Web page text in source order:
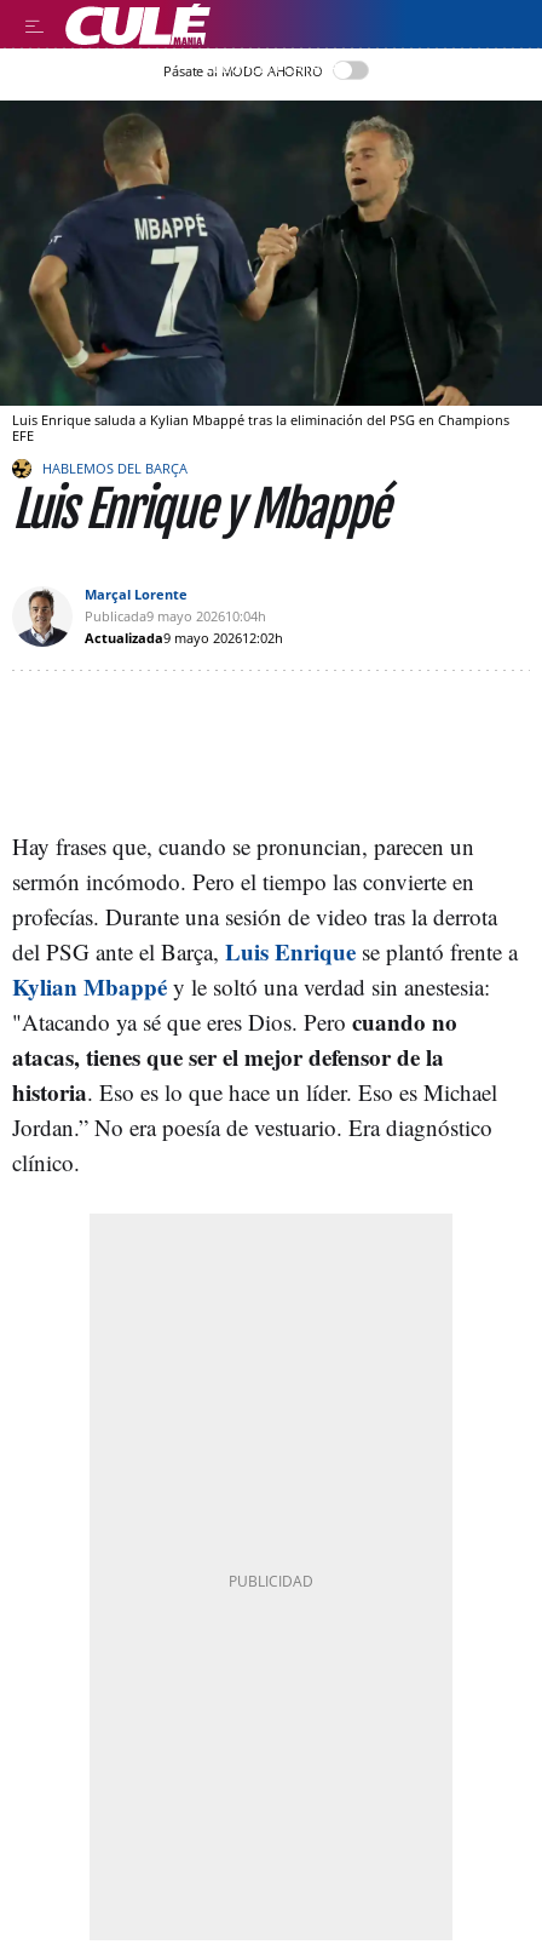
LLEGIR EN CATALÀ
Pásate al MODO AHORRO
Luis Enrique saluda a Kylian Mbappé tras la eliminación del PSG en Champions
EFE
HABLEMOS DEL BARÇA
Luis Enrique y Mbappé
Marçal Lorente
Publicada9 mayo 202610:04h
Actualizada9 mayo 202612:02h
Hay frases que, cuando se pronuncian, parecen un
sermón incómodo. Pero el tiempo las convierte en
profecías. Durante una sesión de video tras la derrota
del PSG ante el Barça, Luis Enrique se plantó frente a
Kylian Mbappé y le soltó una verdad sin anestesia:
"Atacando ya sé que eres Dios. Pero cuando no
atacas, tienes que ser el mejor defensor de la
historia. Eso es lo que hace un líder. Eso es Michael
Jordan.” No era poesía de vestuario. Era diagnóstico
clínico.